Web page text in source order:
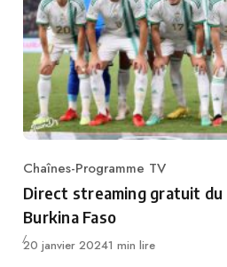
Category
Chaînes-Programme TV
Direct streaming gratuit du
Burkina Faso
Publié
20 janvier 20241 min lire